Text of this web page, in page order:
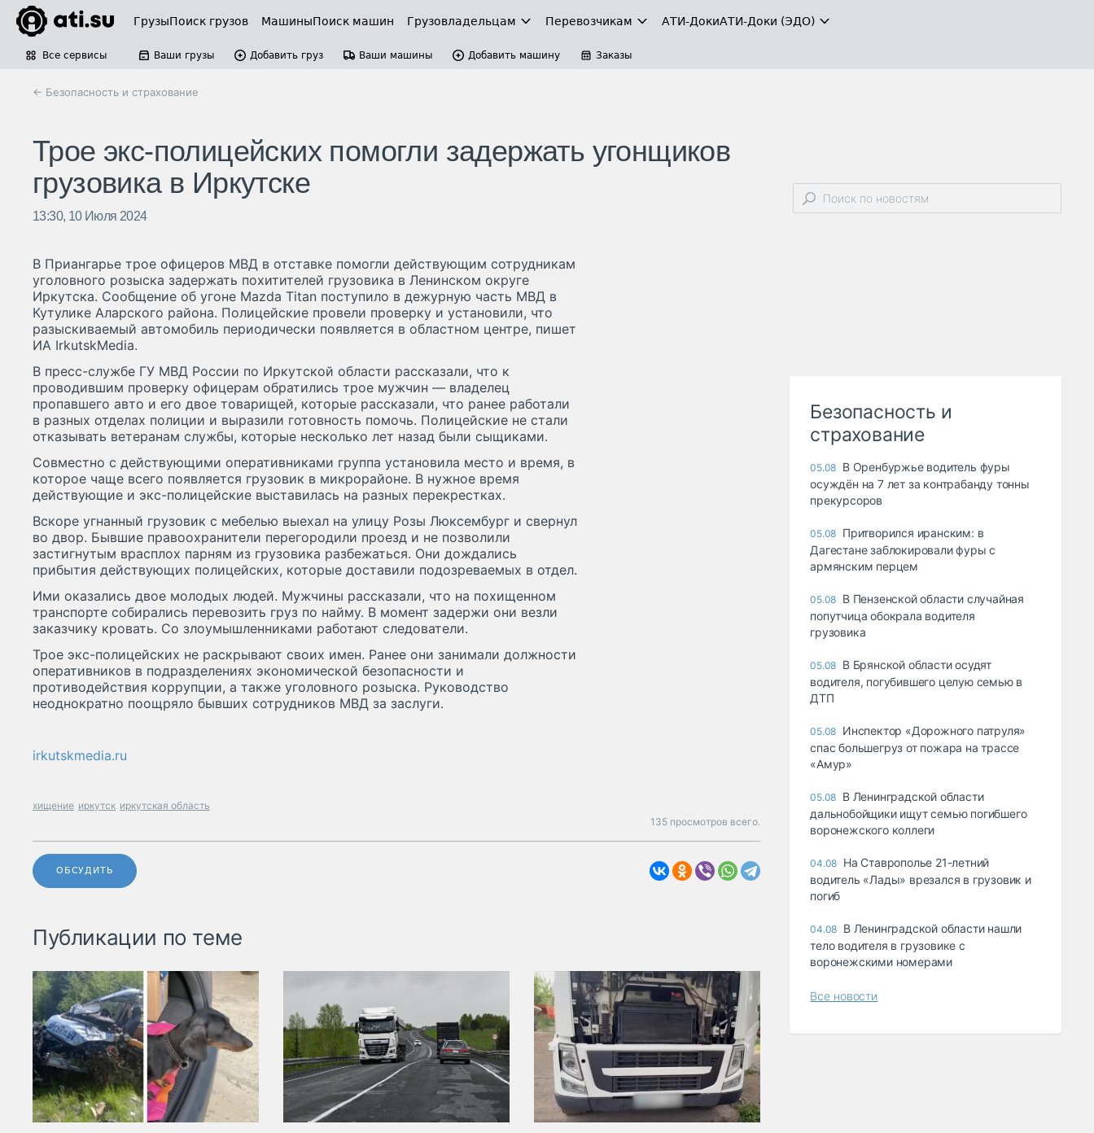
ГрузыПоиск грузов МашиныПоиск машин Грузовладельцам Перевозчикам АТИ-ДокиАТИ-Доки (ЭДО)
Все сервисы Ваши грузы Добавить груз Ваши машины Добавить машину Заказы
← Безопасность и страхование
Трое экс-полицейских помогли задержать угонщиков
грузовика в Иркутске
13:30, 10 Июля 2024
В Приангарье трое офицеров МВД в отставке помогли действующим сотрудникам
уголовного розыска задержать похитителей грузовика в Ленинском округе
Иркутска. Сообщение об угоне Mazda Titan поступило в дежурную часть МВД в
Кутулике Аларского района. Полицейские провели проверку и установили, что
разыскиваемый автомобиль периодически появляется в областном центре, пишет
ИА IrkutskMedia.
В пресс-службе ГУ МВД России по Иркутской области рассказали, что к
проводившим проверку офицерам обратились трое мужчин — владелец
пропавшего авто и его двое товарищей, которые рассказали, что ранее работали
в разных отделах полиции и выразили готовность помочь. Полицейские не стали
отказывать ветеранам службы, которые несколько лет назад были сыщиками.
Совместно с действующими оперативниками группа установила место и время, в
которое чаще всего появляется грузовик в микрорайоне. В нужное время
действующие и экс-полицейские выставилась на разных перекрестках.
Вскоре угнанный грузовик с мебелью выехал на улицу Розы Люксембург и свернул
во двор. Бывшие правоохранители перегородили проезд и не позволили
застигнутым врасплох парням из грузовика разбежаться. Они дождались
прибытия действующих полицейских, которые доставили подозреваемых в отдел.
Ими оказались двое молодых людей. Мужчины рассказали, что на похищенном
транспорте собирались перевозить груз по найму. В момент задержи они везли
заказчику кровать. Со злоумышленниками работают следователи.
Трое экс-полицейских не раскрывают своих имен. Ранее они занимали должности
оперативников в подразделениях экономической безопасности и
противодействия коррупции, а также уголовного розыска. Руководство
неоднократно поощряло бывших сотрудников МВД за заслуги.
irkutskmedia.ru
хищение иркутск иркутская область
135 просмотров всего.
ОБСУДИТЬ
Публикации по теме
Безопасность и
страхование
05.08 В Оренбуржье водитель фуры
осуждён на 7 лет за контрабанду тонны
прекурсоров
05.08 Притворился иранским: в
Дагестане заблокировали фуры с
армянским перцем
05.08 В Пензенской области случайная
попутчица обокрала водителя
грузовика
05.08 В Брянской области осудят
водителя, погубившего целую семью в
ДТП
05.08 Инспектор «Дорожного патруля»
спас большегруз от пожара на трассе
«Амур»
05.08 В Ленинградской области
дальнобойщики ищут семью погибшего
воронежского коллеги
04.08 На Ставрополье 21-летний
водитель «Лады» врезался в грузовик и
погиб
04.08 В Ленинградской области нашли
тело водителя в грузовике с
воронежскими номерами
Все новости